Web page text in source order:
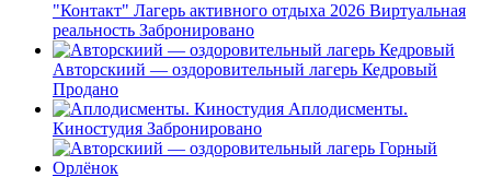
"Контакт" Лагерь активного отдыха 2026 Виртуальная
реальность Забронировано
Авторскиий — оздоровительный лагерь Кедровый
Продано
Аплодисменты.
Киностудия Забронировано